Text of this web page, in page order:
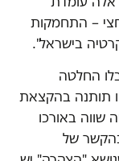
– התחמקות
בישראל".
החלטה
תותנה בהקצאת
שווה באורכו
של